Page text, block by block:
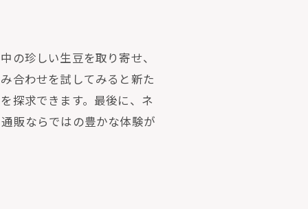
の珍しい生豆を取り寄せ、
合わせを試してみると新た
探求できます。最後に、ネ
販ならではの豊かな体験が